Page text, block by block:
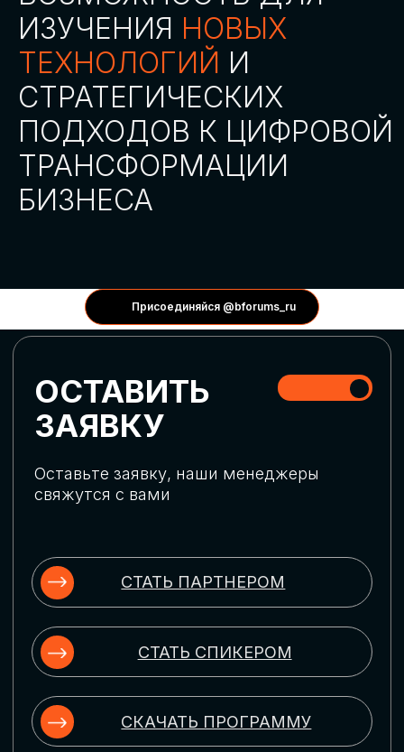
Присоединяйся @bforums_ru
АККРЕДИТАЦИЯ
СМИ
СКАЧАТЬ ПРОГРАММУ
СТАТЬ УЧАСТНИКОМ
ГЛОБАЛЬНАЯ
ЦИФРОВИЗАЦИЯ
актуальных трендов глобальной цифровой
трансформации. Узнаем о новых подходах
массовом использовании ИИ-
инструментов, обеспечении
ИСКУССТВЕННЫЙ
Узнаем как компании адаптируются к
новой ИИ-реальности. Как ИИ-
сотрудники становятся
«полноправными» членами команды, как
ИИ-помощники забирают на себя рутину
и как можно значительно увеличить
производительность без огромных
затрат на нейросети
ЦИФРОВИЗАЦИЯ
УПРАВЛЕНИЯ ПЕРСОНАЛОМ
Рассмотрим управление человеческим